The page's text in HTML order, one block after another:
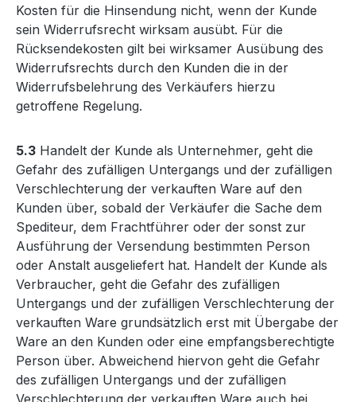
Kosten für die Hinsendung nicht, wenn der Kunde
sein Widerrufsrecht wirksam ausübt. Für die
Rücksendekosten gilt bei wirksamer Ausübung des
Widerrufsrechts durch den Kunden die in der
Widerrufsbelehrung des Verkäufers hierzu
getroffene Regelung.
5.3 Handelt der Kunde als Unternehmer, geht die
Gefahr des zufälligen Untergangs und der zufälligen
Verschlechterung der verkauften Ware auf den
Kunden über, sobald der Verkäufer die Sache dem
Spediteur, dem Frachtführer oder der sonst zur
Ausführung der Versendung bestimmten Person
oder Anstalt ausgeliefert hat. Handelt der Kunde als
Verbraucher, geht die Gefahr des zufälligen
Untergangs und der zufälligen Verschlechterung der
verkauften Ware grundsätzlich erst mit Übergabe der
Ware an den Kunden oder eine empfangsberechtigte
Person über. Abweichend hiervon geht die Gefahr
des zufälligen Untergangs und der zufälligen
Verschlechterung der verkauften Ware auch bei